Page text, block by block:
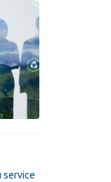
service